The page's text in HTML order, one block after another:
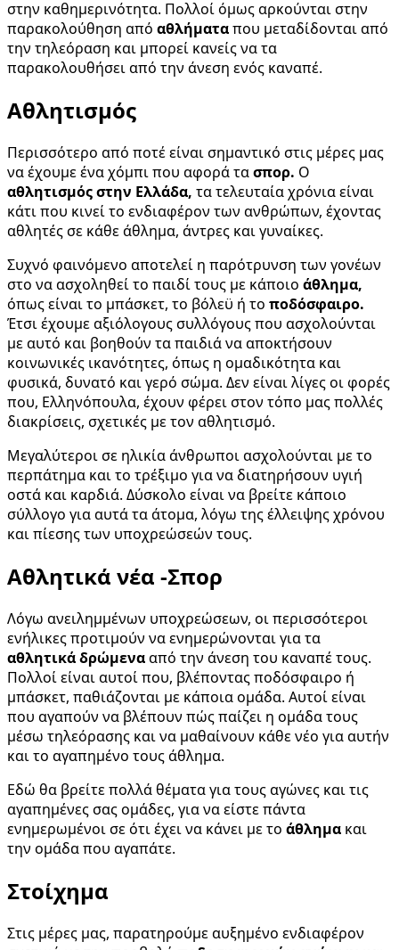
στην καθημερινότητα. Πολλοί όμως αρκούνται στην
παρακολούθηση από αθλήματαπου μεταδίδονται από
την τηλεόραση και μπορεί κανείς να τα
παρακολουθήσει από την άνεση ενός καναπέ.
Αθλητισμός
Περισσότερο από ποτέ είναι σημαντικό στις μέρες μας
να έχουμε ένα χόμπι που αφορά τασπορ. Ο
αθλητισμός στην Ελλάδα, τα τελευταία χρόνια είναι
κάτι που κινεί το ενδιαφέρον των ανθρώπων, έχοντας
αθλητές σε κάθε άθλημα, άντρες και γυναίκες.
Συχνό φαινόμενο αποτελεί η παρότρυνση των γονέων
στο να ασχοληθεί το παιδί τους με κάποιο άθλημα,
όπως είναι το μπάσκετ, το βόλεϋ ή το ποδόσφαιρο.
Έτσι έχουμε αξιόλογους συλλόγους που ασχολούνται
με αυτό και βοηθούν τα παιδιά να αποκτήσουν
κοινωνικές ικανότητες, όπως η ομαδικότητα και
φυσικά, δυνατό και γερό σώμα. Δεν είναι λίγες οι φορές
που, Ελληνόπουλα, έχουν φέρει στον τόπο μας πολλές
διακρίσεις, σχετικές με τον αθλητισμό.
Μεγαλύτεροι σε ηλικία άνθρωποι ασχολούνται με το
περπάτημα και το τρέξιμο για να διατηρήσουν υγιή
οστά και καρδιά. Δύσκολο είναι να βρείτε κάποιο
σύλλογο για αυτά τα άτομα, λόγω της έλλειψης χρόνου
και πίεσης των υποχρεώσεών τους.
Αθλητικά νέα -Σπορ
Λόγω ανειλημμένων υποχρεώσεων, οι περισσότεροι
ενήλικες προτιμούν να ενημερώνονται για τα
αθλητικά δρώμενααπό την άνεση του καναπέ τους.
Πολλοί είναι αυτοί που, βλέποντας ποδόσφαιρο ή
μπάσκετ, παθιάζονται με κάποια ομάδα. Αυτοί είναι
που αγαπούν να βλέπουν πώς παίζει η ομάδα τους
μέσω τηλεόρασης και να μαθαίνουν κάθε νέο για αυτήν
και το αγαπημένο τους άθλημα.
Εδώ θα βρείτε πολλά θέματα για τους αγώνες και τις
αγαπημένες σας ομάδες, για να είστε πάντα
ενημερωμένοι σε ότι έχει να κάνει με το άθλημα και
την ομάδα που αγαπάτε.
Στοίχημα
Στις μέρες μας, παρατηρούμε αυξημένο ενδιαφέρον